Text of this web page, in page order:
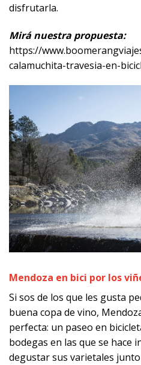
disfrutarla.
Mirá nuestra propuesta:
https://
calamuchita-travesia-en-
Mendoza en bici por los
Si sos de los que les gusta
buena copa de vino,
perfecta: un paseo en
bodegas en las que se hace
degustar sus varietales